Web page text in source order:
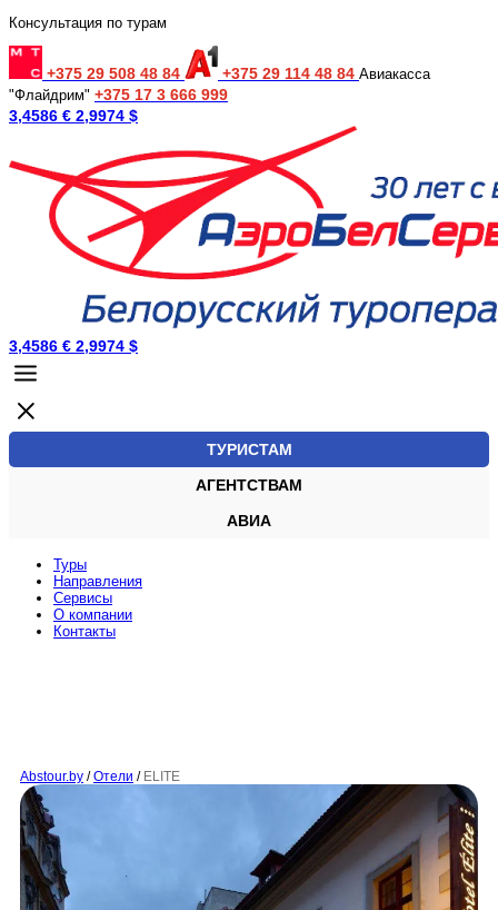
Консультация по турам
+375 29 508 48 84 +375 29 114 48 84 Авиакасса
"Флайдрим" +375 17 3 666 999
3,4586 € 2,9974 $
3,4586 € 2,9974 $
ТУРИСТАМ
АГЕНТСТВАМ
АВИА
Туры
Направления
Сервисы
O компании
Контакты
Abstour.by / Отели / ELITE